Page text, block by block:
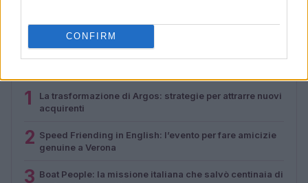
CONFIRM
PIÙ LETTI
1
La trasformazione di Argos: strategie per attrarre nuovi
acquirenti
2 Speed Friending in English: l’evento per fare amicizie
genuine a Verona
3 Boat People: la missione italiana che salvò centinaia di